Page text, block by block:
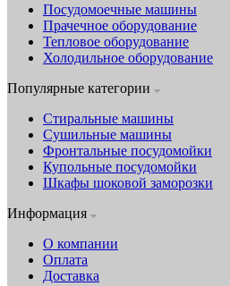
Посудомоечные машины
Прачечное оборудование
Тепловое оборудование
Холодильное оборудование
Популярные категории
Стиральные машины
Сушильные машины
Фронтальные посудомойки
Купольные посудомойки
Шкафы шоковой заморозки
Информация
О компании
Оплата
Доставка